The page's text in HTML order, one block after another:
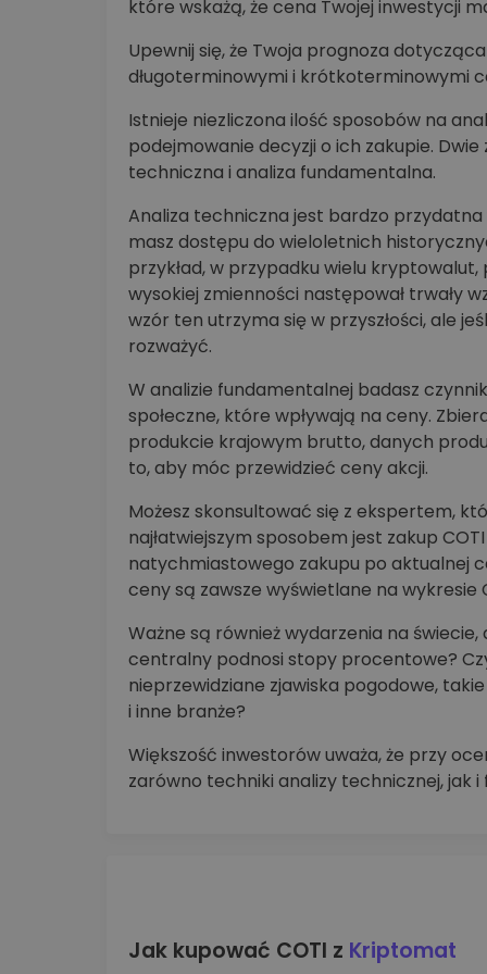
które wskażą, że cena Twojej inwestycji
Upewnij się, że Twoja prognoza
długoterminowymi i krótkoterminowymi
Istnieje niezliczona ilość sposobów na
podejmowanie decyzji o ich zakupie.
techniczna i analiza fundamentalna.
Analiza techniczna jest bardzo
masz dostępu do wieloletnich
przykład, w przypadku wielu
wysokiej zmienności następował trwały
wzór ten utrzyma się w przyszłości, ale
rozważyć.
W analizie fundamentalnej badasz
społeczne, które wpływają na ceny.
produkcie krajowym brutto, danych
to, aby móc przewidzieć ceny akcji.
Możesz skonsultować się z ekspertem,
najłatwiejszym sposobem jest zakup
natychmiastowego zakupu po aktualnej
ceny są zawsze wyświetlane na wykresie
Ważne są również wydarzenia na świecie,
centralny podnosi stopy procentowe?
nieprzewidziane zjawiska pogodowe,
i inne branże?
Większość inwestorów uważa, że przy
zarówno techniki analizy technicznej, jak
Jak kupować COTI z Kriptomat